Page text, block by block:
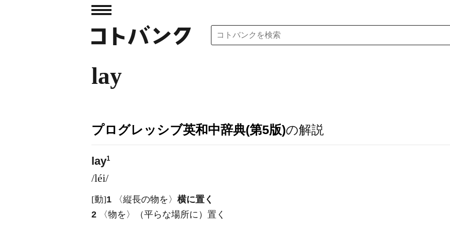
lay
プログレッシブ英和中辞典(第5版)の解説
lay1
/léi/
[動]1 〈縦長の物を〉 横に置く
2 〈物を〉（平らな場所に）置く